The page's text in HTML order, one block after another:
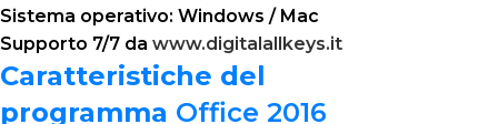
Sistema operativo: Windows / Mac
Supporto 7/7 da www.digitalallkeys.it
Caratteristiche del
programma Office 2016